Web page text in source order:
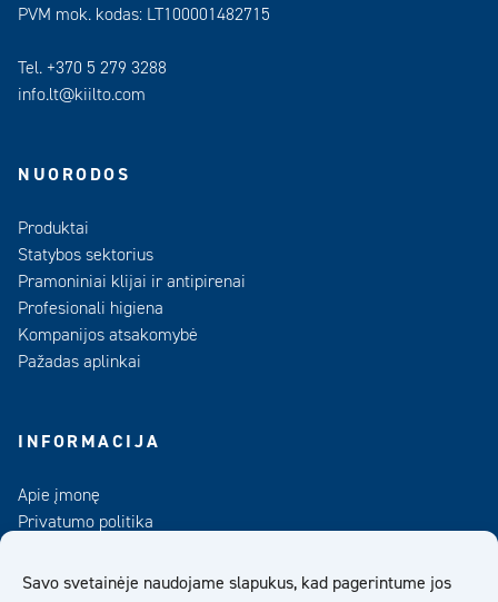
Savo svetainėje naudojame slapukus, kad pagerintume jos
PVM mok. kodas: LT100001482715
Tel. +370 5 279 3288
info.lt@kiilto.com
NUORODOS
Produktai
Statybos sektorius
Pramoniniai klijai ir antipirenai
Profesionali higiena
Kompanijos atsakomybė
Pažadas aplinkai
INFORMACIJA
Apie įmonę
Privatumo politika
Duomenų bankas